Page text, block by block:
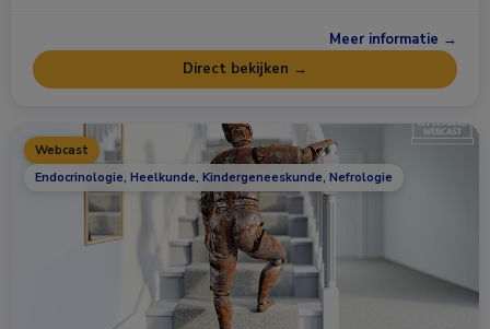
Meer informatie →
Direct bekijken →
Webcast
Endocrinologie, Heelkunde, Kindergeneeskunde, Nefrologie